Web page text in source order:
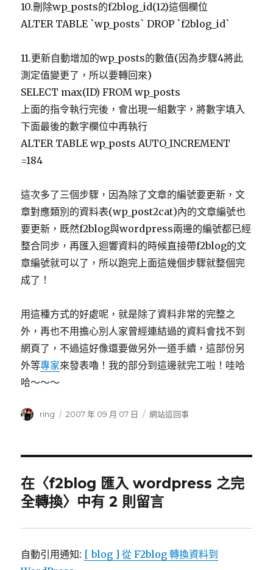
10.刪除wp_posts的f2blog_id(12)這個欄位
ALTER TABLE `wp_posts` DROP `f2blog_id`
11.更新自動增加的wp_posts的數值(因為步驟4將此
測定值變更了，所以要轉回來)
SELECT max(ID) FROM wp_posts
上面的指令執行完後，會出現一組數字，將數字填入
下面最後的數字欄位中再執行
ALTER TABLE wp_posts AUTO_INCREMENT
=184
這次多了三個步驟，因為除了文章的編號要更新，文
章對應類別的資料表(wp_post2cat)內的文章編號也
要更新，既然f2blog與wordpress兩邊的編號都已經
整合同步，再匯入迴響資料的時候直接帶f2blog的文
章編號就可以了，所以跑完上面這幾個步驟就整個完
成了！
用這種方式的好處呢，就是除了資料非常的完整之
外，再也不用擔心別人家曾經連結過的資料會找不到
網頁了，不過這好像還要做另外一道手續，這部份另
外等專家來發表嚕！我的部分到這邊就完工啦！哇哈
哈～～～
作
ring
發
2007 年 09 月 07 日
分
網站這回事
在〈f2blog 匯入 wordpress 之完
全轉換〉中有 2 則留言
自動引用通知: [ blog ] 從 F2blog 轉換資料到